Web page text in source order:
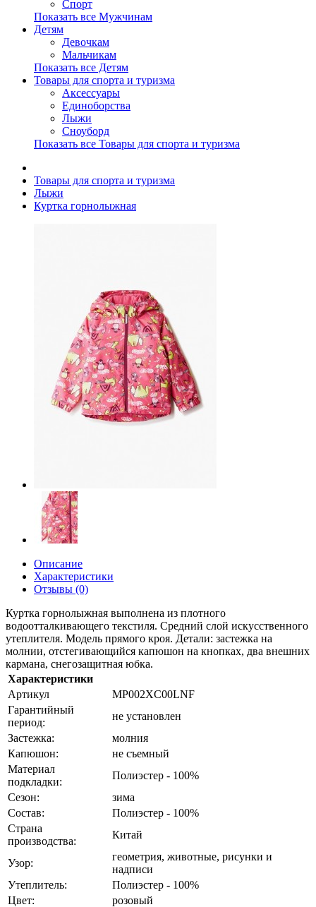
Спорт
Показать все Мужчинам
Детям
Девочкам
Мальчикам
Показать все Детям
Товары для спорта и туризма
Аксессуары
Единоборства
Лыжи
Сноуборд
Показать все Товары для спорта и туризма
Товары для спорта и туризма
Лыжи
Куртка горнолыжная
Описание
Характеристики
Отзывы (0)
Куртка горнолыжная выполнена из плотного
водоотталкивающего текстиля. Средний слой искусственного
утеплителя. Модель прямого кроя. Детали: застежка на
молнии, отстегивающийся капюшон на кнопках, два внешних
кармана, снегозащитная юбка.
Характеристики
Артикул
MP002XC00LNF
Гарантийный
период:
не установлен
Застежка:
молния
Капюшон:
не съемный
Материал
подкладки:
Полиэстер - 100%
Сезон:
зима
Состав:
Полиэстер - 100%
Страна
производства:
Китай
Узор:
геометрия, животные, рисунки и
надписи
Утеплитель:
Полиэстер - 100%
Цвет:
розовый